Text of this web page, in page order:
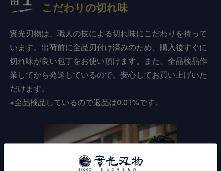
こだわりの切れ味
實光刃物は、職人の技による切れ味にこだわりを持って
います。出荷前に全品刃付け済みのため、購入後すぐに
切れ味が良い包丁をお使い頂けます。また、全品検品作
業してから発送しているので、安心してお買い上げいた
だけます。
※全品検品しているので返品は0.01%です。